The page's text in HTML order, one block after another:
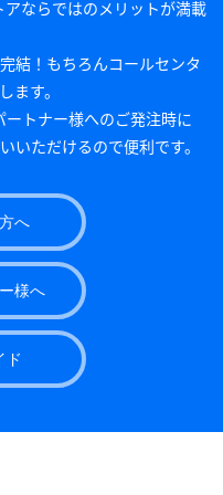
ならではのメリットが満載
結！もちろんコールセンタ
ます。
トナー様へのご発注時に
いただけるので便利です。
へ
様へ
ド